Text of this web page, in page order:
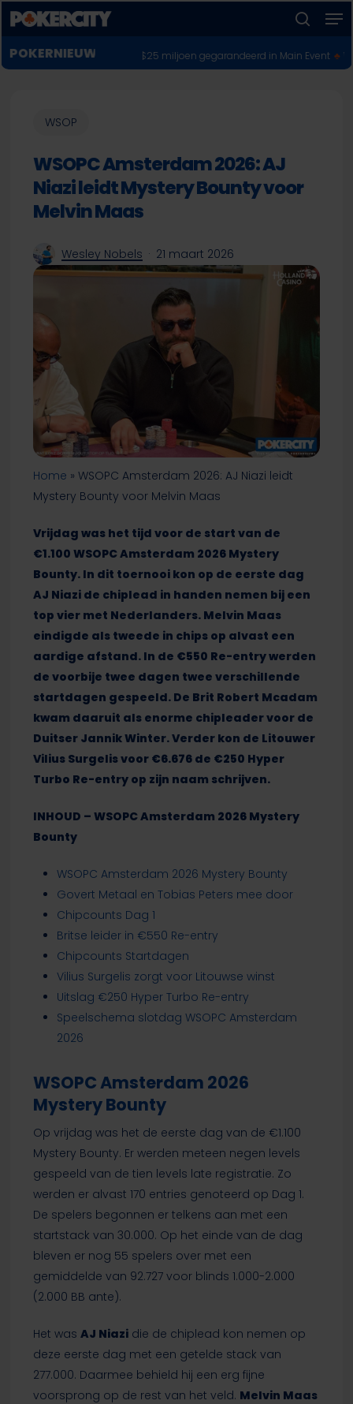
Skip
to
main
content
POKERNIEUWS
bracelets en $25 miljoen gegarandeerd in Main Event ♣︎ WSOP 2026:
WSOP
WSOPC Amsterdam 2026: AJ
Niazi leidt Mystery Bounty voor
Melvin Maas
Wesley Nobels 21 maart 2026
Home » WSOPC Amsterdam 2026: AJ Niazi leidt
Mystery Bounty voor Melvin Maas
Vrijdag was het tijd voor de start van de
€1.100 WSOPC Amsterdam 2026 Mystery
Bounty. In dit toernooi kon op de eerste dag
AJ Niazi de chiplead in handen nemen bij een
top vier met Nederlanders. Melvin Maas
eindigde als tweede in chips op alvast een
aardige afstand. In de €550 Re-entry werden
de voorbije twee dagen twee verschillende
startdagen gespeeld. De Brit Robert Mcadam
kwam daaruit als enorme chipleader voor de
Duitser Jannik Winter. Verder kon de Litouwer
Vilius Surgelis voor €6.676 de €250 Hyper
Turbo Re-entry op zijn naam schrijven.
INHOUD – WSOPC Amsterdam 2026 Mystery
Bounty
WSOPC Amsterdam 2026 Mystery Bounty
Govert Metaal en Tobias Peters mee door
Chipcounts Dag 1
Britse leider in €550 Re-entry
Chipcounts Startdagen
Vilius Surgelis zorgt voor Litouwse winst
Uitslag €250 Hyper Turbo Re-entry
Speelschema slotdag WSOPC Amsterdam
2026
WSOPC Amsterdam 2026
Mystery Bounty
Op vrijdag was het de eerste dag van de €1.100
Mystery Bounty. Er werden meteen negen levels
gespeeld van de tien levels late registratie. Zo
werden er alvast 170 entries genoteerd op Dag 1.
De spelers begonnen er telkens aan met een
startstack van 30.000. Op het einde van de dag
bleven er nog 55 spelers over met een
gemiddelde van 92.727 voor blinds 1.000-2.000
(2.000 BB ante).
Het was AJ Niazidie de chiplead kon nemen op
deze eerste dag met een getelde stack van
277.000. Daarmee behield hij een erg fijne
voorsprong op de rest van het veld. Melvin Maas
Menu
sluiten